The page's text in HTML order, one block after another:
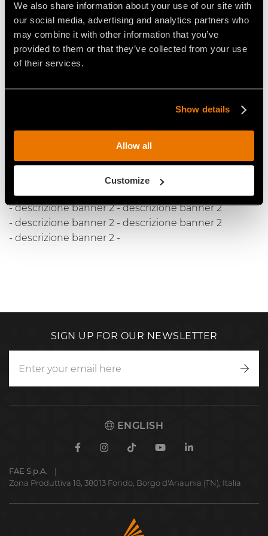
We also share information about your use of our site with
our social media, advertising and analytics partners who
may combine it with other information that you’ve
provided to them or that they’ve collected from your use
of their services.
Show details
Allow all
Customize
- descrizione banner 1 - descrizione banner 1
- descrizione banner 1 - descrizione banner 1
- descrizione banner 1 - descrizione banner 1
- descrizione banner 1 -
descrizione banner 2 - desdescrizione banner 2
- descrizione banner 2 - descrizione banner 2
- crizione banner 2 - descrizione banner 2
- descrizione banner 2 - descrizione banner 2
- descrizione banner 2 - descrizione banner 2
- descrizione banner 2 - descrizione banner 2
- descrizione banner 2 - descrizione banner 2
- descrizione banner 2 -
SIGN UP FOR OUR NEWSLETTER
ENGLISH
FacebookInstagram
TikTokYoutubeLinkedin
FAE S.p.A.
Zona Produttiva 18, 38013 Fondo, Borgo d'Anaunia (TN), Italia